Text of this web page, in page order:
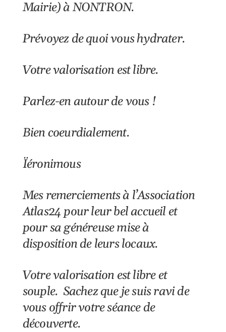
Mairie) à NONTRON.
Prévoyez de quoi vous hydrater.
Votre valorisation est libre.
Parlez-en autour de vous !
Bien coeurdialement.
Ïéronimous
Mes remerciements à l’Association
Atlas24 pour leur bel accueil et
pour sa généreuse mise à
disposition de leurs locaux.
Votre valorisation est libre et
souple. Sachez que je suis ravi de
vous offrir votre séance de
découverte.